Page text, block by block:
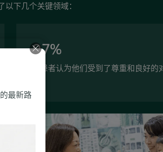
下几个关键领域：
97%
的患者认为他们受到了尊重和良好的
最新路